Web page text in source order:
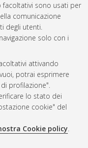
sono usati per
comunicazione
degli utenti.
solo con i
attivando
potrai esprimere
profilazione".
lo stato dei
cookie" del
Cookie policy.
Aug 6 20:48:28 2026